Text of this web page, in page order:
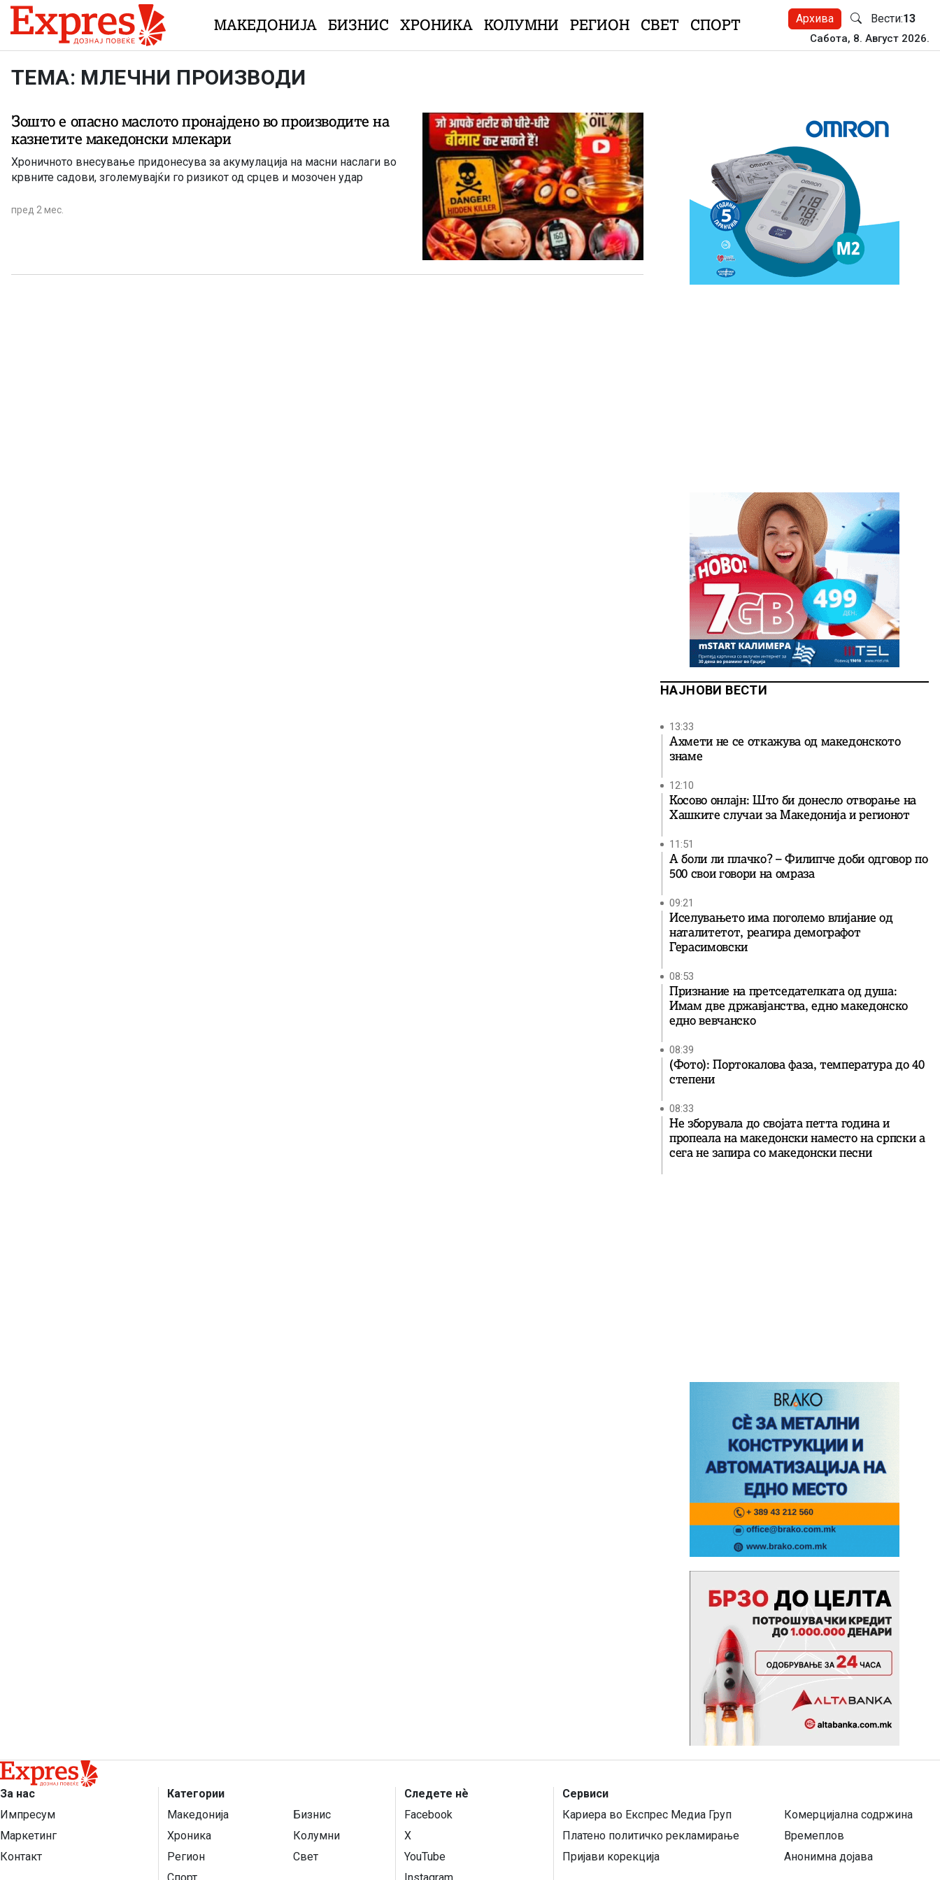
Skip to content
МАКЕДОНИЈА БИЗНИС ХРОНИКА КОЛУМНИ РЕГИОН СВЕТ СПОРТ Архива Вести:13
Сабота, 8. Август 2026.
ТЕМА: МЛЕЧНИ ПРОИЗВОДИ
Зошто е опасно маслото пронајдено во производите на
казнетите македонски млекари
Хроничното внесување придонесува за акумулација на масни наслаги во
крвните садови, зголемувајќи го ризикот од срцев и мозочен удар
пред 2 мес.
НАЈНОВИ ВЕСТИ
13:33
Ахмети не се откажува од македонското
знаме
12:10
Косово онлајн: Што би донесло отворање на
Хашките случаи за Македонија и регионот
11:51
А боли ли плачко? – Филипче доби одговор по
500 свои говори на омраза
09:21
Иселувањето има поголемо влијание од
наталитетот, реагира демографот
Герасимовски
08:53
Признание на претседателката од душа:
Имам две државјанства, едно македонско
едно вевчанско
08:39
(Фото): Портокалова фаза, температура до 40
степени
08:33
Не зборувала до својата петта година и
пропеала на македонски наместо на српски а
сега не запира со македонски песни
За нас
Импресум
Маркетинг
Контакт
Категории
Македонија
Бизнис
Хроника
Колумни
Регион
Свет
Следете нѐ
Facebook
X
YouTube
Сервиси
Кариера во Експрес Медиа Груп
Комерцијална содржина
Платено политичко рекламирање
Времеплов
Пријави корекција
Анонимна дојава